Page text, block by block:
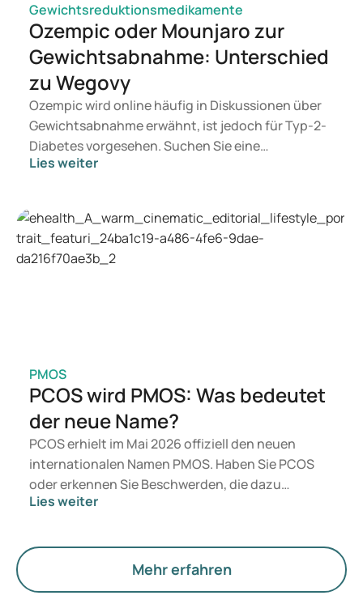
Gewichtsreduktionsmedikamente
Ozempic oder Mounjaro zur
Gewichtsabnahme: Unterschied
zu Wegovy
Ozempic wird online häufig in Diskussionen über
Gewichtsabnahme erwähnt, ist jedoch für Typ-2-
Diabetes vorgesehen. Suchen Sie eine
Behandlung zur Gewichtskontrolle, kommen eher
Arzt auf Basis Ihrer Gesundheit, Ihres BMI und
Ihres Medikamentengebrauchs.
Lies weiter
PMOS
PCOS wird PMOS: Was bedeutet
der neue Name?
PCOS erhielt im Mai 2026 offiziell den neuen
internationalen Namen PMOS. Haben Sie PCOS
oder erkennen Sie Beschwerden, die dazu
passen? Medizinisch ändert sich vorerst nichts.
Hormone, den Stoffwechsel und die Funktion der
Lies weiter
Mehr erfahren